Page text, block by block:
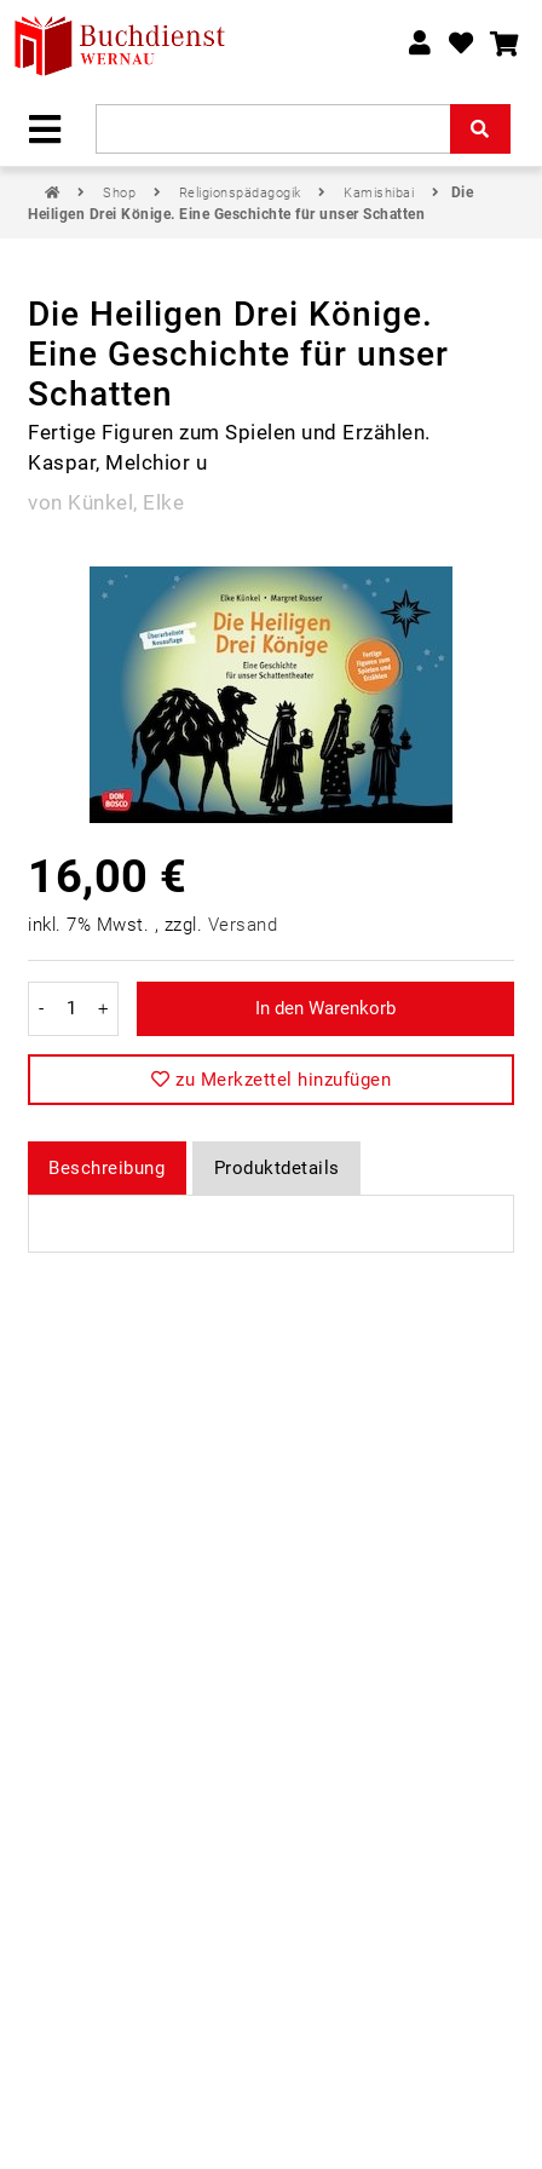
Shop Religionspädagogik Kamishibai
Die
Heiligen Drei Könige. Eine Geschichte für unser Schatten
Die Heiligen Drei Könige.
Eine Geschichte für unser
Schatten
Fertige Figuren zum Spielen und Erzählen.
Kaspar, Melchior u
von Künkel, Elke
16,00 €
inkl. 7% Mwst. , zzgl. Versand
- + In den Warenkorb
zu Merkzettel hinzufügen
Beschreibung Produktdetails